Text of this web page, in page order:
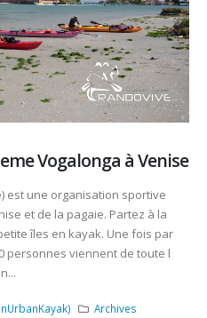
Vogalonga à Venise
est une organisation sportive
et de la pagaie. Partez à la
îles en kayak. Une fois par
personnes viennent de toute l
Archives